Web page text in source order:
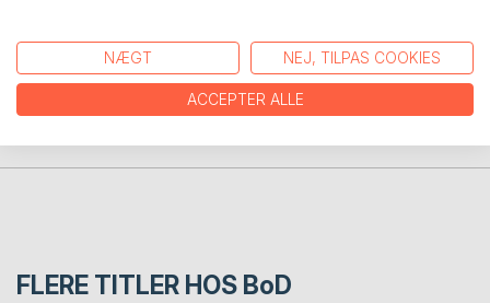
PRESSEN SKRIVER
FLERE TITLER HOS BoD
NÆGT NEJ, TILPAS COOKIES
ACCEPTER ALLE